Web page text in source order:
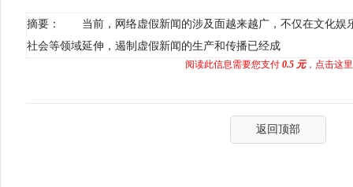
摘要： 当前，网络虚假新闻的涉及面越来越广，不仅在文化娱
社会等领域延伸，遏制虚假新闻的生产和传播已经成
阅读此信息需要您支付 0.5 元，点击这
返回顶部